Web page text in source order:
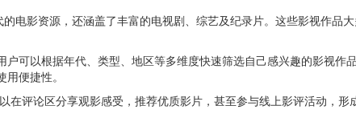
电影资源，还涵盖了丰富的电视剧、综艺及纪录片。这些影视作品
可以根据年代、类型、地区等多维度快速筛选自己感兴趣的影视
便捷性。
在评论区分享观影感受，推荐优质影片，甚至参与线上影评活动，